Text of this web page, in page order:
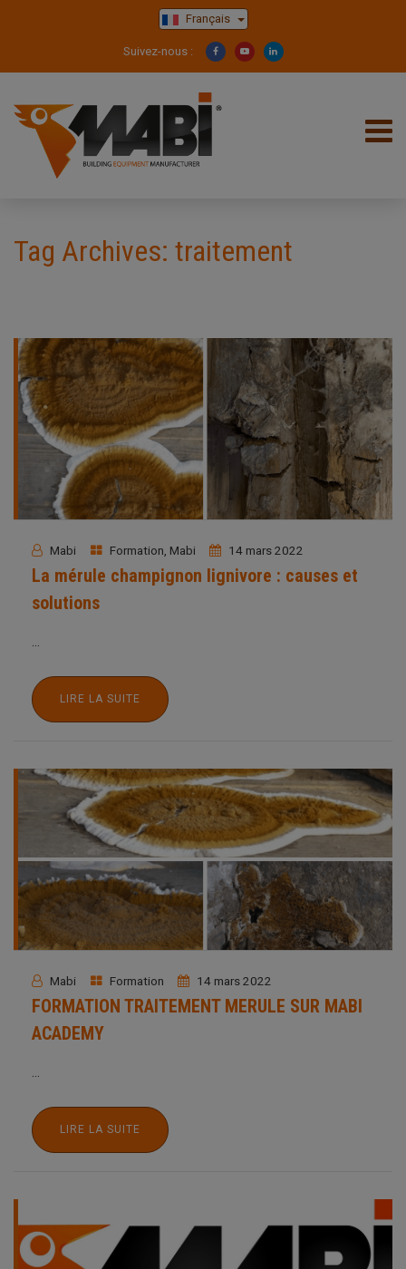
Français
Suivez-nous :
Tag Archives: traitement
Mabi Formation Mabi 14 mars 2022
La mérule champignon lignivore : causes et
solutions
...
LIRE LA SUITE
Mabi Formation 14 mars 2022
FORMATION TRAITEMENT MERULE SUR MABI
ACADEMY
...
LIRE LA SUITE